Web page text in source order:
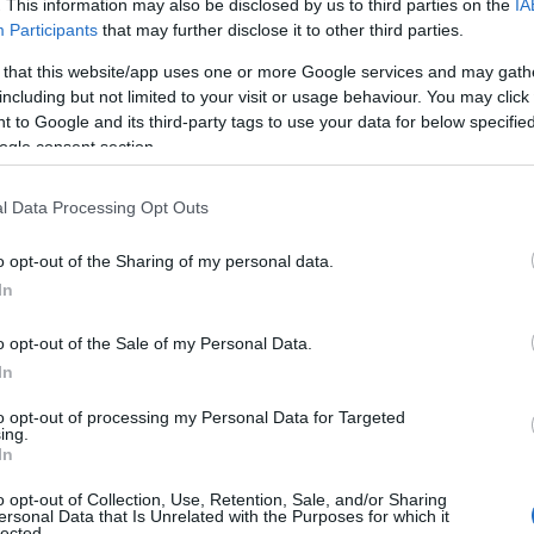
This information may also be disclosed by us to third parties on the
Participants that may further disclose it to other third parties.
that this website/app uses one or more Google services and may
but not limited to your visit or usage behaviour. You may
to Google and its third-party tags to use your data for below
consent section.
Data Processing Opt Outs
opt-out of the Sharing of my personal data.
opt-out of the Sale of my Personal Data.
opt-out of processing my Personal Data for Targeted
opt-out of Collection, Use, Retention, Sale, and/or Sharing
Data that Is Unrelated with the Purposes for which it
Trump soulève des questions cruciales
dans les plans de retraite des États-Unis,
actifs tels que les crypto-monnaies et le capital-
séduisante, mais elle mérite une réflexion
que la plupart des Américains devraient se
et moins risqués.
crises passées
comment les crises financières, et en
dangers des investissements spéculatifs. À cette
face à des pertes significatives à cause de
peu transparents. **Les leçons sont claires** : la